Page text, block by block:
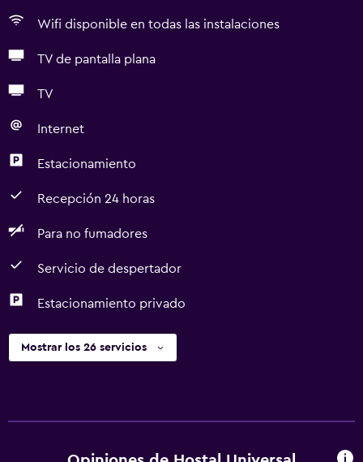
Wifi disponible en todas las instalaciones
TV de pantalla plana
TV
Internet
Estacionamiento
Recepción 24 horas
Para no fumadores
Servicio de despertador
Estacionamiento privado
Mostrar los 26 servicios